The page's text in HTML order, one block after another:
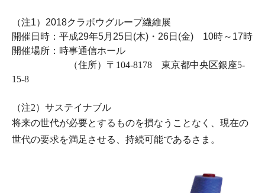
（注1） 2018クラボウグループ繊維展
開催日時：平成29年5月 25日 (木) ・ 26日 (金) 10時～ 17時
開催場所：時事通信ホール
（住所）〒104-8178 東京都中央区銀座5-
15-8
（注2）サステイナブル
将来の世代が必要とするものを損なうことなく、現在の
世代の要求を満足させる、持続可能であるさま。